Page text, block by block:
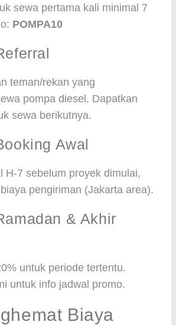
sewa pertama kali minimal 7
POMPA10
teman/rekan yang
pompa diesel. Dapatkan
sewa berikutnya.
Awal
H-7 sebelum proyek dimulai,
pengiriman (Jakarta area).
& Akhir
untuk periode tertentu.
untuk info jadwal promo.
Biaya